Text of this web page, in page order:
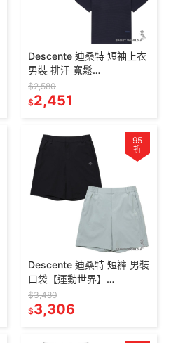
Descente 迪桑特 短袖上衣
男裝 排汗 寬鬆
SR111UTS32-
IVY0/SR111UTS32-NAVY
$2,580
$2,451
95
折
Descente 迪桑特 短褲 男裝
口袋【運動世界】
SR121DHP31-
BLK0/SR121DHP31-MINT
$3,480
$3,306